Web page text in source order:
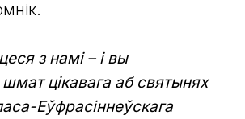
з намі – і вы
цікавага аб святынях
Еўфрасіннеўскага